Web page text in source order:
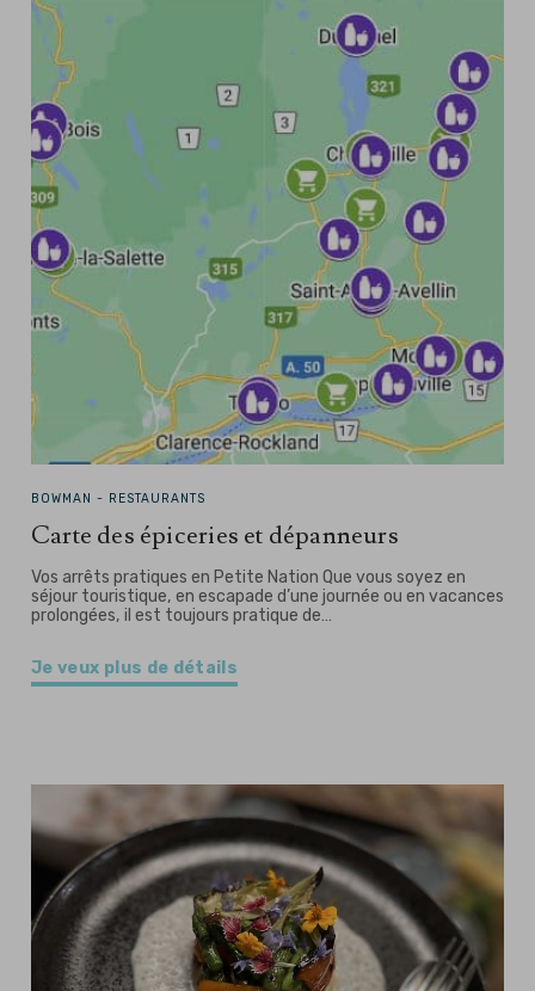
BOWMAN - RESTAURANTS
Carte des épiceries et dépanneurs
Vos arrêts pratiques en Petite Nation Que vous soyez en
séjour touristique, en escapade d’une journée ou en vacances
prolongées, il est toujours pratique de…
Je veux plus de détails